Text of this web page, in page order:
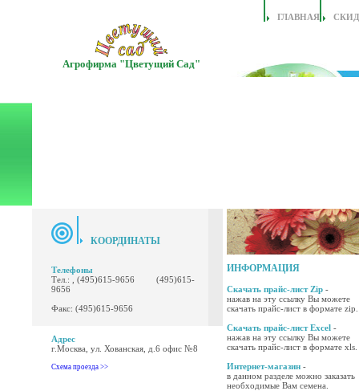
Агрофирма "Цветущий Сад"
ГЛАВНАЯ
КООРДИНАТЫ
Телефоны
Тел.: , (495)615-9656 (495)615-
9656
Факс: (495)615-9656
Адрес
г.Москва, ул. Хованская, д.6 офис №8
Схема проезда >>
ИНФОРМАЦИЯ
Скачать прайс-лист Zip -
нажав на эту ссылку Вы можете
скачать прайс-лист в формате zip.
Скачать прайс-лист Excel -
нажав на эту ссылку Вы можете
скачать прайс-лист в формате xls.
Интернет-магазин -
в данном разделе можно заказать
необходимые Вам семена.